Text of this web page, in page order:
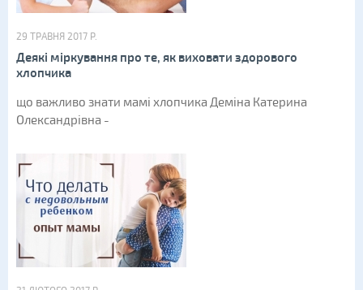
29 ТРАВНЯ 2017 Р.
Деякі міркування про те, як виховати здорового
хлопчика
що важливо знати мамі хлопчика Деміна Катерина
Олександрівна -